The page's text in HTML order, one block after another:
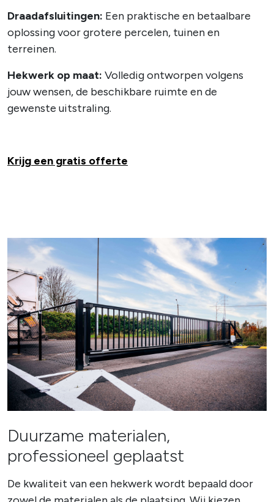
Draadafsluitingen: Een praktische en betaalbare
oplossing voor grotere percelen, tuinen en
terreinen.
Hekwerk op maat: Volledig ontworpen volgens
jouw wensen, de beschikbare ruimte en de
gewenste uitstraling.
Krijg een gratis offerte
Duurzame materialen,
professioneel geplaatst
De kwaliteit van een hekwerk wordt bepaald door